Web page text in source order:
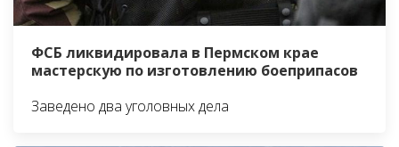
ФСБ ликвидировала в Пермском крае
мастерскую по изготовлению боеприпасов
Заведено два уголовных дела